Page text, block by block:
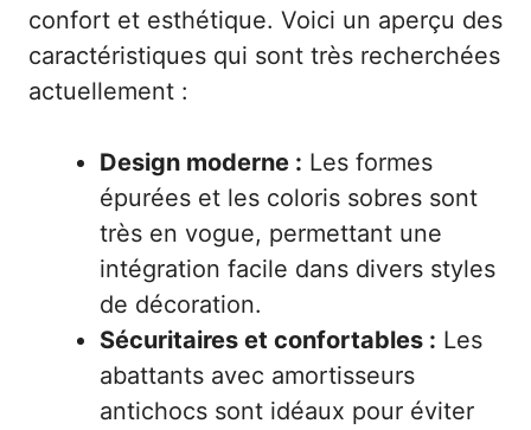
confort et esthétique. Voici un aperçu des
caractéristiques qui sont très recherchées
actuellement :
Design moderne : Les formes
épurées et les coloris sobres sont
très en vogue, permettant une
intégration facile dans divers styles
de décoration.
Sécuritaires et confortables : Les
abattants avec amortisseurs
antichocs sont idéaux pour éviter